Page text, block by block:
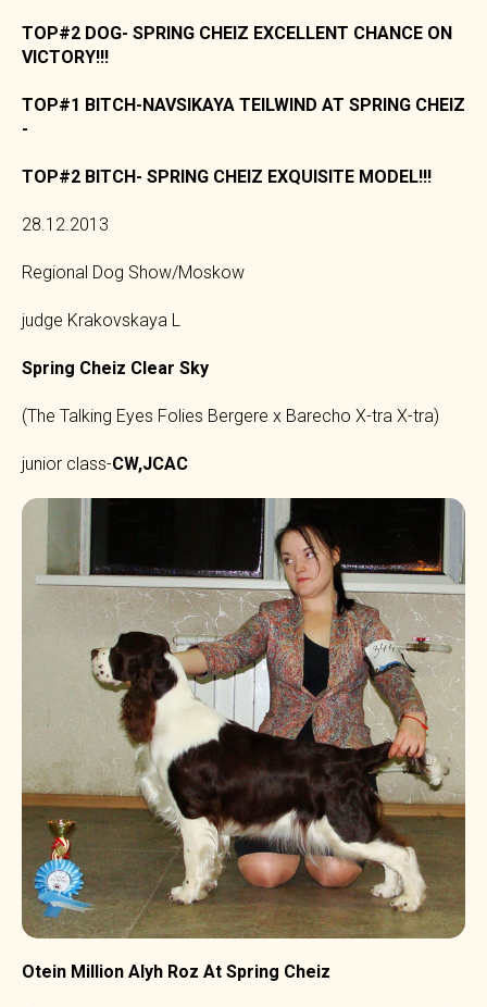
TOP#2 DOG- SPRING CHEIZ EXCELLENT CHANCE ON
VICTORY!!!
TOP#1 BITCH-NAVSIKAYA TEILWIND AT SPRING CHEIZ
-
TOP#2 BITCH- SPRING CHEIZ EXQUISITE MODEL!!!
28.12.2013
Regional Dog Show/Moskow
judge Krakovskaya L
Spring Cheiz Clear Sky
(The Talking Eyes Folies Bergere x Barecho X-tra X-tra)
junior class-CW,JCAC
Otein Million Alyh Roz At Spring Cheiz